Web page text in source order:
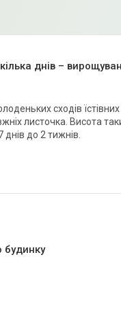
днів –
сходів
листочка. Висота
до 2 тижнів.
будинку